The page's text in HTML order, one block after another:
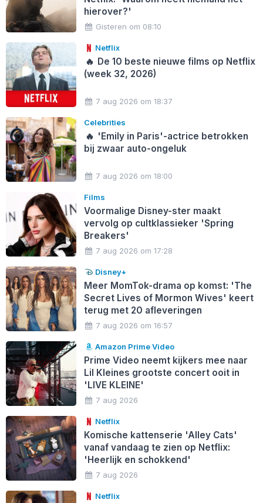
hierover?'
Gisteren om 08:10
Netflix
🔥 De 10 beste nieuwe films op Netflix
(week 32, 2026)
7 aug 2026 om 18:37
Celebrities
🔥 'Emily in Paris'-actrice betrokken
bij zwaar auto-ongeluk
7 aug 2026 om 18:00
Films
Voormalige Disney-ster maakt
vervolg op cultklassieker 'Spring
Breakers'
7 aug 2026 om 17:28
Disney+
Meer MomTok-drama op komst: 'The
Secret Lives of Mormon Wives' keert
terug met 20 afleveringen
7 aug 2026 om 16:57
Amazon Prime Video
Prime Video neemt kijkers mee naar
Lil Kleines grootste concert ooit in
'LIVE KLEINE'
7 aug 2026
Netflix
Komische kattenserie 'Alley Cats'
vanaf vandaag te zien op Netflix:
'Heerlijk en schokkend'
7 aug 2026
Netflix